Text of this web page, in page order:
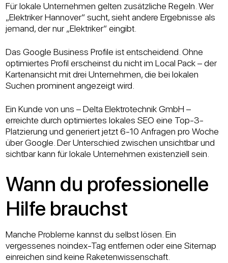
Für lokale Unternehmen gelten zusätzliche Regeln. Wer
„Elektriker Hannover“ sucht, sieht andere Ergebnisse als
jemand, der nur „Elektriker“ eingibt.
Das Google Business Profile ist entscheidend. Ohne
optimiertes Profil erscheinst du nicht im Local Pack – der
Kartenansicht mit drei Unternehmen, die bei lokalen
Suchen prominent angezeigt wird.
Ein Kunde von uns – Delta Elektrotechnik GmbH –
erreichte durch optimiertes lokales SEO eine Top-3-
Platzierung und generiert jetzt 6-10 Anfragen pro Woche
über Google. Der Unterschied zwischen unsichtbar und
sichtbar kann für lokale Unternehmen existenziell sein.
Wann du professionelle
Hilfe brauchst
Manche Probleme kannst du selbst lösen. Ein
vergessenes noindex-Tag entfernen oder eine Sitemap
einreichen sind keine Raketenwissenschaft.